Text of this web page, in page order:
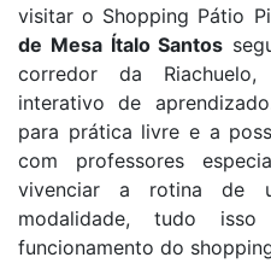
visitar o Shopping Pátio
de Mesa Ítalo Santos
corredor da
interativo de
para prática livre e a
com professores
vivenciar a rotina de
modalidade, tudo
funcionamento do